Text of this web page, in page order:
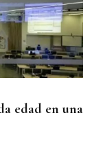
edad en una